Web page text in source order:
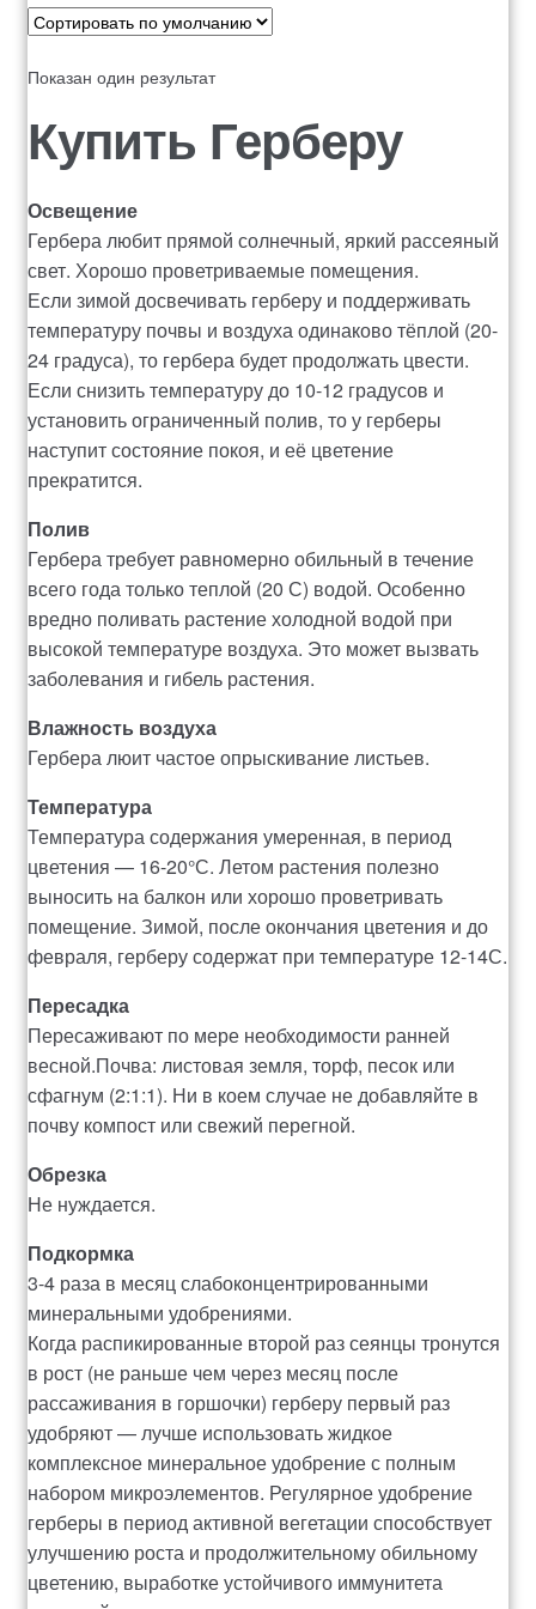
Оформление заказа
Рахунок 1606
Рахунок 2415
рахунок 3545
рахунок 4180
рахунок 4500
Рахунок 5200
рахунок 765
Рахунок 936
счет 1650
счет 300
счет 3235
счет 545
счет 575
Показан один результат
Купить Герберу
Освещение
Гербера любит прямой солнечный, яркий рассеяный
свет. Хорошо проветриваемые помещения.
Если зимой досвечивать герберу и поддерживать
температуру почвы и воздуха одинаково тёплой (20-
24 градуса), то гербера будет продолжать цвести.
Если снизить температуру до 10-12 градусов и
установить ограниченный полив, то у герберы
наступит состояние покоя, и её цветение
прекратится.
Полив
Гербера требует равномерно обильный в течение
всего года только теплой (20 С) водой. Особенно
вредно поливать растение холодной водой при
высокой температуре воздуха. Это может вызвать
заболевания и гибель растения.
Влажность воздуха
Гербера люит частое опрыскивание листьев.
Температура
Температура содержания умеренная, в период
цветения — 16-20°С. Летом растения полезно
выносить на балкон или хорошо проветривать
помещение. Зимой, после окончания цветения и до
февраля, герберу содержат при температуре 12-14С.
Пересадка
Пересаживают по мере необходимости ранней
весной.Почва: листовая земля, торф, песок или
сфагнум (2:1:1). Ни в коем случае не добавляйте в
почву компост или свежий перегной.
Обрезка
Не нуждается.
Подкормка
3-4 раза в месяц слабоконцентрированными
минеральными удобрениями.
Когда распикированные второй раз сеянцы тронутся
в рост (не раньше чем через месяц после
рассаживания в горшочки) герберу первый раз
удобряют — лучше использовать жидкое
комплексное минеральное удобрение с полным
набором микроэлементов. Регулярное удобрение
герберы в период активной вегетации способствует
улучшению роста и продолжительному обильному
цветению, выработке устойчивого иммунитета